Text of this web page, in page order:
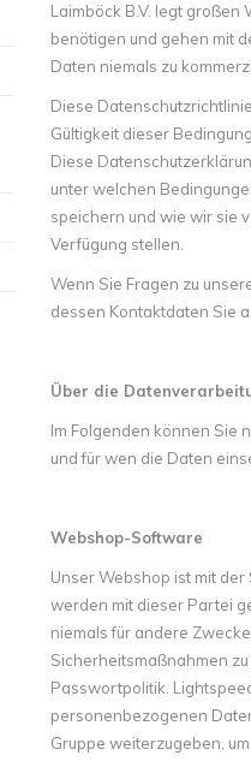
Laimböck B.V. legt
benötigen und gehen mit
Daten niemals zu
Diese
Gültigkeit dieser
Diese
unter welchen
speichern und wie wir sie
Verfügung stellen.
Wenn Sie Fragen zu
dessen Kontaktdaten Sie
Über die
Im Folgenden können Sie
und für wen die Daten
Webshop-Software
Unser Webshop ist mit
werden mit dieser Partei
niemals für andere
Sicherheitsmaßnahmen
Passwortpolitik.
personenbezogenen
Gruppe weiterzugeben,